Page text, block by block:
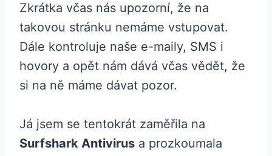
Zkrátka včas nás upozorní, že na
takovou stránku nemáme vstupovat.
Dále kontroluje naše e-maily, SMS i
hovory a opět nám dává včas vědět, že
si na ně máme dávat pozor.
Já jsem se tentokrát zaměřila na
Surfshark Antivirus a prozkoumala